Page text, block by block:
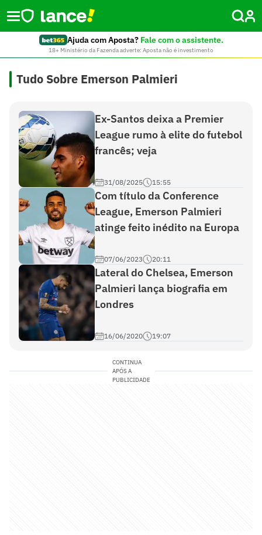
Ajuda com Aposta? Fale com o assistente.
18+ Ministério da Fazenda adverte: Aposta não é investimento
Tudo Sobre Emerson Palmieri
Ex-Santos deixa a Premier
League rumo à elite do futebol
francês; veja
31/08/2025 15:55
Com título da Conference
League, Emerson Palmieri
atinge feito inédito na Europa
07/06/2023 20:11
Lateral do Chelsea, Emerson
Palmieri lança biografia em
Londres
16/06/2020 19:07
CONTINUA
APÓS A
PUBLICIDADE